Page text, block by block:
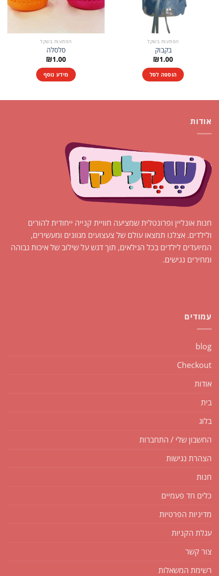
הפתעות בשקל
בקבוק
₪1.00
הוספה לסל
הפתעות בשקל
סלסלה
₪1.00
מידע נוסף
אודות
חנות אונליין ופרונטלית שמציעה חוויית קנייה ייחודית להורים
ולילדים. אצלנו תמצאו עולם של צעצועים מגוונים ומעשירים,
המיועדים לילדים בכל הגילאים, תוך דגש על שילוב של איכות גבוהה
ומחירים נגישים.
עמודים
blog
Checkout
אודות
בית
בלוג
החשבון שלי / התחברות
הצהרת נגישות
חנות
כלים חד פעמיים
מדיניות הפרטיות
עגלת הקניות
צור קשר
רשימת המשאלות